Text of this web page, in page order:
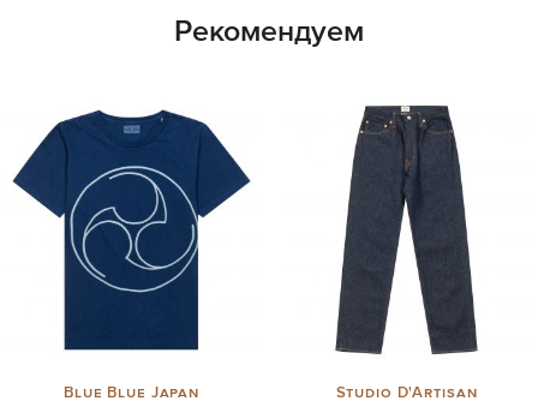
Рекомендуем
Blue Blue Japan Studio D'Artisan